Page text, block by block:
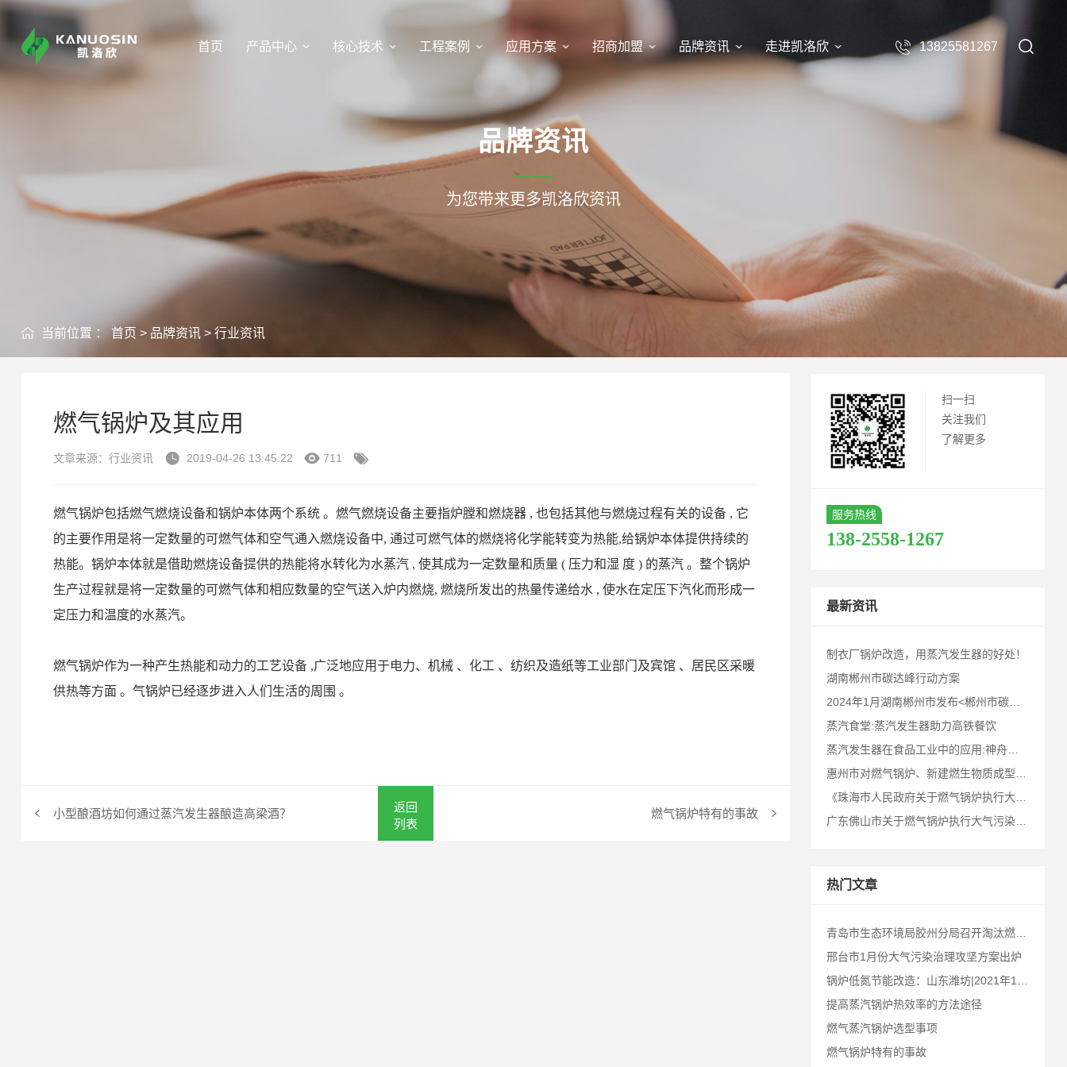
首页 产品中心 核心技术 工程案例 应用方案 招商加盟 品牌资讯 走进凯洛欣 13825581267
品牌资讯
为您带来更多凯洛欣资讯
当前位置 ：首页 > 品牌资讯> 行业资讯
燃气锅炉及其应用
文章来源：行业资讯  2019-04-26 13:45:22  711 
燃气锅炉包括燃气燃烧设备和锅炉本体两个系统 。燃气燃烧设备主要指炉膛和燃烧器 , 也包括其他与燃烧过程有关的设备 , 它
的主要作用是将一定数量的可燃气体和空气通入燃烧设备中, 通过可燃气体的燃烧将化学能转变为热能,给锅炉本体提供持续的
热能。锅炉本体就是借助燃烧设备提供的热能将水转化为水蒸汽 , 使其成为一定数量和质量 ( 压力和湿 度 ) 的蒸汽 。整个锅炉
生产过程就是将一定数量的可燃气体和相应数量的空气送入炉内燃烧, 燃烧所发出的热量传递给水 , 使水在定压下汽化而形成一
定压力和温度的水蒸汽。
燃气锅炉作为一种产生热能和动力的工艺设备 ,广泛地应用于电力、机械 、化工 、纺织及造纸等工业部门及宾馆 、居民区采暖
供热等方面 。气锅炉已经逐步进入人们生活的周围 。
小型酿酒坊如何通过蒸汽发生器酿造高梁酒？
返回
列表
燃气锅炉特有的事故
扫一扫
关注我们
了解更多
服务热线
138-2558-1267
最新资讯
制衣厂锅炉改造，用蒸汽发生器的好处！
湖南郴州市碳达峰行动方案
蒸汽食堂:蒸汽发生器助力高铁餐饮
热门文章
邢台市1月份大气污染治理攻坚方案出炉
提高蒸汽锅炉热效率的方法途径
燃气蒸汽锅炉选型事项
燃气锅炉特有的事故